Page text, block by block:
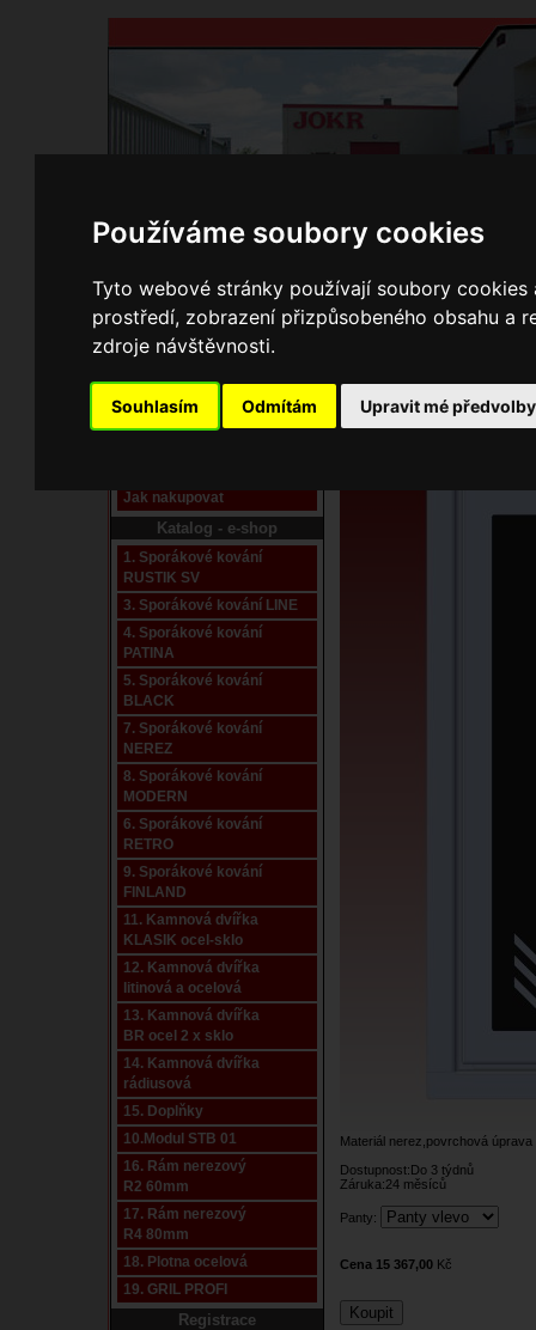
Používáme soubory cookies
Tyto webové stránky používají soubory
prostředí, zobrazení přizpůsobeného obsahu a
zdroje návštěvnosti.
Souhlasím Odmítám Upravit mé předvolby
Domů Kontakty Přihlášení Ke
Pracoviště laser
Nové pracoviště firmy
Jak nakupovat
Katalog - e-shop
1. Sporákové kování
RUSTIK SV
3. Sporákové kování LINE
4. Sporákové kování
PATINA
5. Sporákové kování
BLACK
7. Sporákové kování
NEREZ
8. Sporákové kování
MODERN
6. Sporákové kování
RETRO
9. Sporákové kování
FINLAND
11. Kamnová dvířka
KLASIK ocel-sklo
12. Kamnová dvířka
litinová a ocelová
13. Kamnová dvířka
BR ocel 2 x sklo
14. Kamnová dvířka
rádiusová
15. Doplňky
10.Modul STB 01
16. Rám nerezový
R2 60mm
17. Rám nerezový
R4 80mm
18. Plotna ocelová
19. GRIL PROFI
Registrace
E-shop JOKR
Materiál nerez,povrchová
Dostupnost:Do 3 týdnů
Záruka:24 měsíců
Panty:
Cena 15 367,00 Kč